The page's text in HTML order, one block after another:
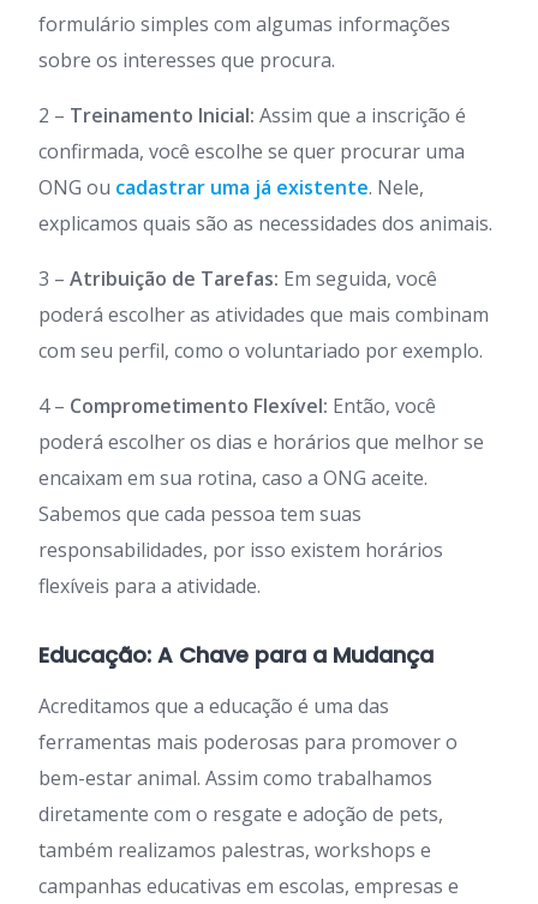
formulário simples com algumas informações
sobre os interesses que procura.
2 – Treinamento Inicial: Assim que a inscrição é
confirmada, você escolhe se quer procurar uma
ONG ou cadastrar uma já existente. Nele,
explicamos quais são as necessidades dos animais.
3 – Atribuição de Tarefas: Em seguida, você
poderá escolher as atividades que mais combinam
com seu perfil, como o voluntariado por exemplo.
4 – Comprometimento Flexível: Então, você
poderá escolher os dias e horários que melhor se
encaixam em sua rotina, caso a ONG aceite.
Sabemos que cada pessoa tem suas
responsabilidades, por isso existem horários
flexíveis para a atividade.
Educação: A Chave para a Mudança
Acreditamos que a educação é uma das
ferramentas mais poderosas para promover o
bem-estar animal. Assim como trabalhamos
diretamente com o resgate e adoção de pets,
também realizamos palestras, workshops e
campanhas educativas em escolas, empresas e